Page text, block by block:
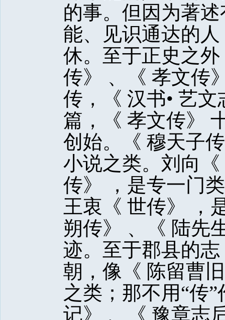
的事。但因为著
能、见识通达的
休。至于正史之
传》 、《 孝文传
传，《 汉书• 艺
篇，《 孝文传》
创始。《 穆天子
小说之类。刘向
传》 ，是专一门
王衷《 世传》 ，
朔传》 、《 陆先
迹。至于郡县的
朝，像《 陈留曹
之类；那不用“传
记》 、《 豫章志